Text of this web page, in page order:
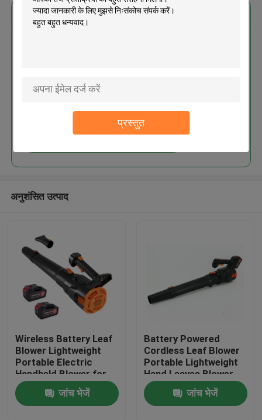
प्रस्तुत
घर
उत्पाद
सबसे उत्तम प्रतिदान प्राप्त करें
जारी रखें
अनुशंसित उत्पाद
Wireless Battery Leaf
Blower Lightweight
Portable Electric
Handheld Blower for
Yard and Driveway
जांच भेजें
Battery Powered
Cordless Leaf Blower
Portable Lightweight
Hand Leaves Blower
for Easy Cleaning
जांच भेजें